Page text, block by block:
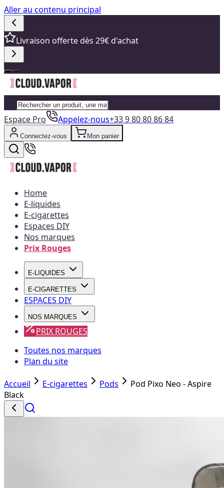
Aller au contenu principal
Livraison offerte dès 29€ d'achat
Espace Pro Appelez-nous+33 9 80 80 86 84
Connectez-vous Mon panier
Home
E-liquides
E-cigarettes
Espaces DIY
Nos marques
Prix Rouges
E-LIQUIDES
E-CIGARETTES
ESPACES DIY
NOS MARQUES
PRIX ROUGES
Toutes nos marques
Plan du site
Accueil E-cigarettes Pods
Pod Pixo Neo - Aspire
Black